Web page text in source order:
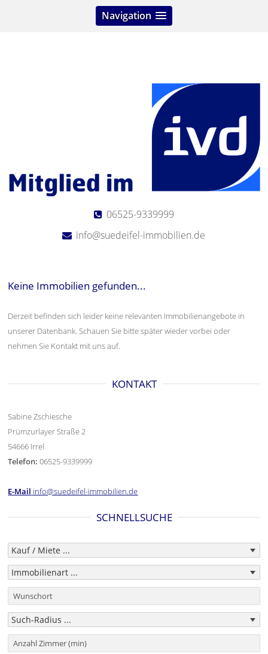
Navigation
06525-9339999
info@suedeifel-immobilien.de
Keine Immobilien gefunden...
Derzeit befinden sich leider keine relevanten Immobilienangebote in
unserer Datenbank. Schauen Sie bitte später wieder vorbei oder
nehmen Sie Kontakt mit uns auf.
KONTAKT
Sabine Zschiesche
Prümzurlayer Straße 2
54666 Irrel
Telefon: 06525-9339999
E-Mail info@suedeifel-immobilien.de
SCHNELLSUCHE